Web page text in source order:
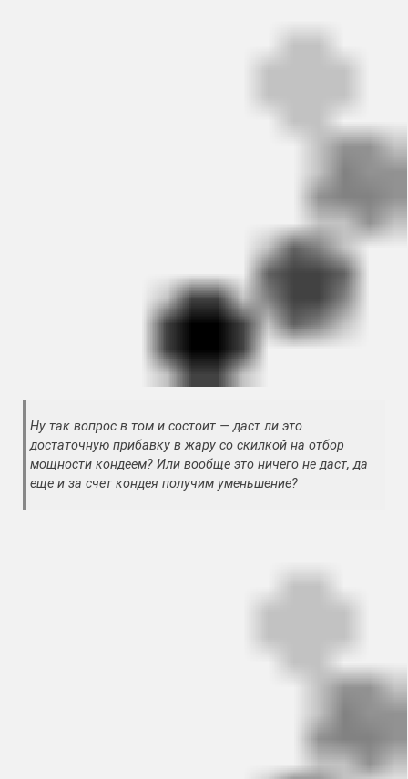
Ну так вопрос в том и состоит — даст ли это
достаточную прибавку в жару со скилкой на отбор
мощности кондеем? Или вообще это ничего не даст, да
еще и за счет кондея получим уменьшение?